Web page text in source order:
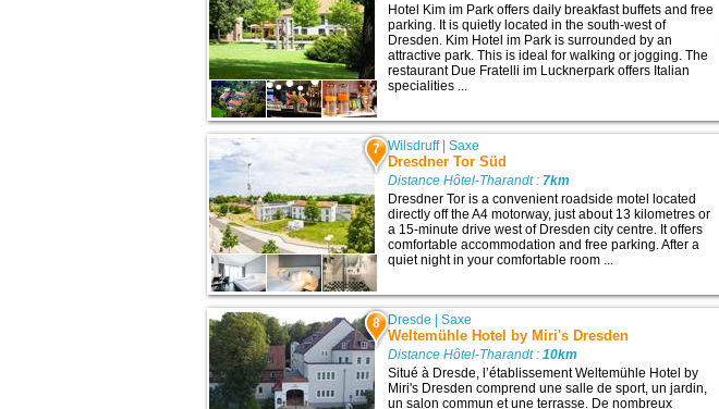
Hotel Kim im Park offers daily breakfast buffets and free
parking. It is quietly located in the south-west of
Dresden. Kim Hotel im Park is surrounded by an
attractive park. This is ideal for walking or jogging. The
restaurant Due Fratelli im Lucknerpark offers Italian
specialities ...
7 Wilsdruff|Saxe
Dresdner Tor Süd
Distance Hôtel-Tharandt : 7km
Dresdner Tor is a convenient roadside motel located
directly off the A4 motorway, just about 13 kilometres or
a 15-minute drive west of Dresden city centre. It offers
comfortable accommodation and free parking. After a
quiet night in your comfortable room ...
8 Dresde |Saxe
Weltemühle Hotel by Miri's Dresden
Distance Hôtel-Tharandt :10km
Situé à Dresde, l’établissement Weltemühle Hotel by
Miri's Dresden comprend une salle de sport, un jardin,
un salon commun et une terrasse. De nombreux